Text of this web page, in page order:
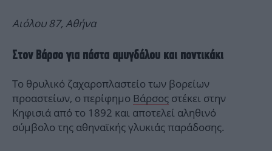
Αιόλου 87, Αθήνα
Στον Βάρσο για πάστα αμυγδάλου και ποντικάκι
Το θρυλικό ζαχαροπλαστείο των βορείων
προαστείων, ο περίφημο Βάρσος στέκει στην
Κηφισιά από το 1892 και αποτελεί αληθινό
σύμβολο της αθηναϊκής γλυκιάς παράδοσης.